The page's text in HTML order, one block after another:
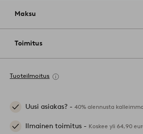
Maksu
Toimitus
Tuoteilmoitus
Uusi asiakas? - 40% alennusta
Ilmainen toimitus - Koskee yli 64,90